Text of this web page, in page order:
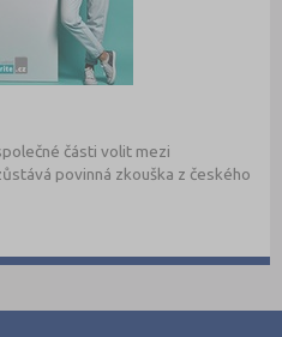
části volit mezi
povinná zkouška z českého